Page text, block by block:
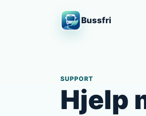
Bussfri
SUPPORT
Hjelp